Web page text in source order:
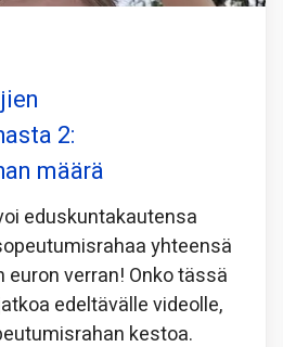
2:
määrä
eduskuntakautensa
yhteensä
verran! Onko tässä
edeltävälle videolle,
kestoa.